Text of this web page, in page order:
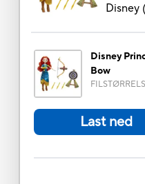
Disney(
Disney
Bow
Last ned